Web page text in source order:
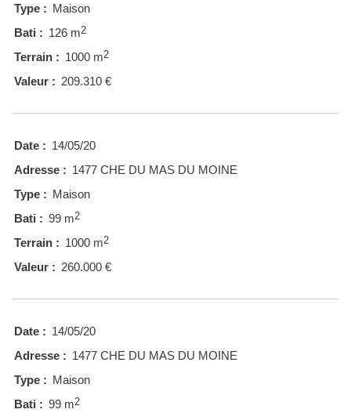
Type : Maison
Bati : 126 m2
Terrain : 1000 m2
Valeur : 209.310 €
Date : 14/05/20
Adresse : 1477 CHE DU MAS DU MOINE
Type : Maison
Bati : 99 m2
Terrain : 1000 m2
Valeur : 260.000 €
Date : 14/05/20
Adresse : 1477 CHE DU MAS DU MOINE
Type : Maison
Bati : 99 m2